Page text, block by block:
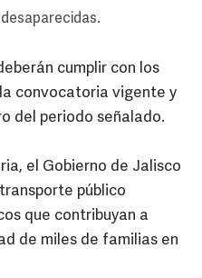
cumplir con los
convocatoria vigente y
del periodo señalado.
el Gobierno de Jalisco
público
que contribuyan a
de miles de familias en